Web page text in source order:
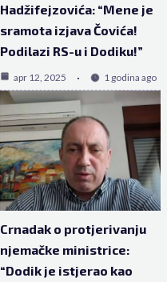
Hadžifejzovića: “Mene je
sramota izjava Čovića!
Podilazi RS-u i Dodiku!”
apr 12, 2025 1 godina ago
Crnadak o protjerivanju
njemačke ministrice:
“Dodik je istjerao kao